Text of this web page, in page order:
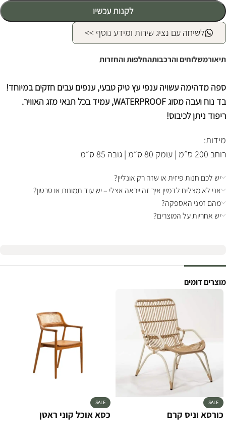
לקנות עכשיו
לשיחה עם נציג שירות ומידע נוסף >>
תיאורמשלוחים והרכבותהחלפות והחזרות
ספה מדהימה עשויה ענפי עץ טיק טבעי, ענפים עבים חזקים במיוחד!
בד נוח ועבה מסוג WATERPROOF, עמיד בכל תנאי מזג האוויר.
ריפוד ניתן לכיבוס!
מידות:
רוחב 200 ס״מ | עומק 80 ס״מ | גובה 85 ס״מ
יש לכם חנות פיזית או שזה רק אונליין?
אני לא מצליח לדמיין איך זה ייראה אצלי – יש עוד תמונות או סרטון?
מהם זמני האספקה?
יש אחריות על המוצרים?
מוצרים דומים
SALE
כורסא וניס קרם
SALE
כסא אוכל קוני ראטן